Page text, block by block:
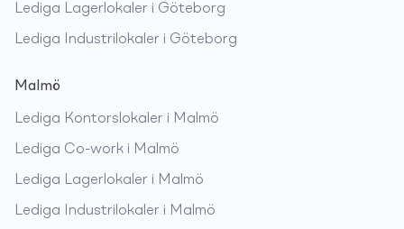
Lediga Lagerlokaler i Göteborg
Lediga Industrilokaler i Göteborg
Malmö
Lediga Kontorslokaler i Malmö
Lediga Co-work i Malmö
Lediga Lagerlokaler i Malmö
Lediga Industrilokaler i Malmö